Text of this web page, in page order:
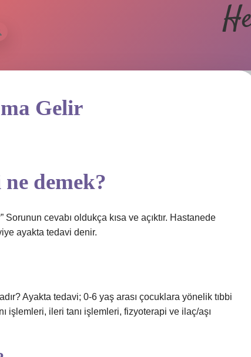
Gelir
demek?
cevabı oldukça kısa ve açıktır. Hastanede
ayakta tedavi denir.
Ayakta tedavi; 0-6 yaş arası çocuklara yönelik tıbbi
işlemleri, ileri tanı işlemleri, fizyoterapi ve ilaç/aşı